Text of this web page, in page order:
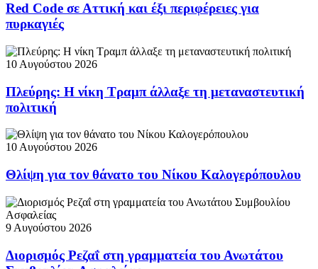
Red Code σε Αττική και έξι περιφέρειες για
πυρκαγιές
10 Αυγούστου 2026
Πλεύρης: Η νίκη Τραμπ άλλαξε τη μεταναστευτική
πολιτική
10 Αυγούστου 2026
Θλίψη για τον θάνατο του Νίκου Καλογερόπουλου
9 Αυγούστου 2026
Διορισμός Ρεζαΐ στη γραμματεία του Ανωτάτου